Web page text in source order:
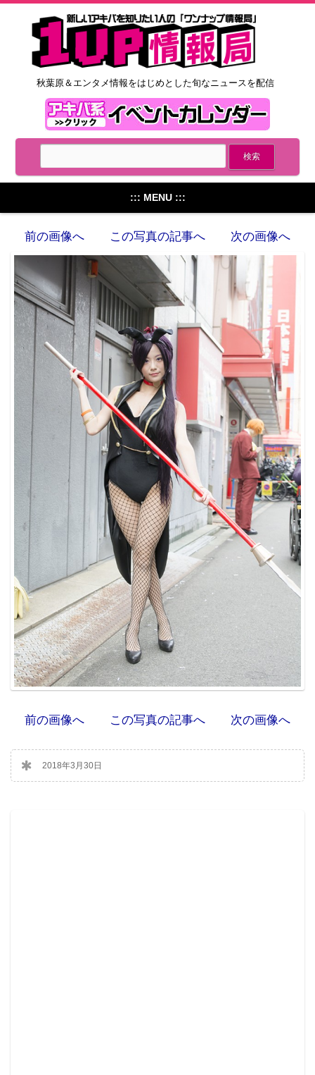
秋葉原＆エンタメ情報をはじめとした旬なニュースを配信
::: MENU :::
前の画像へ この写真の記事へ 次の画像へ
前の画像へ この写真の記事へ 次の画像へ
2018年3月30日